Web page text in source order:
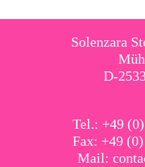
Solenzara
D-
Tel.: +49
Fax: +49
Mail: